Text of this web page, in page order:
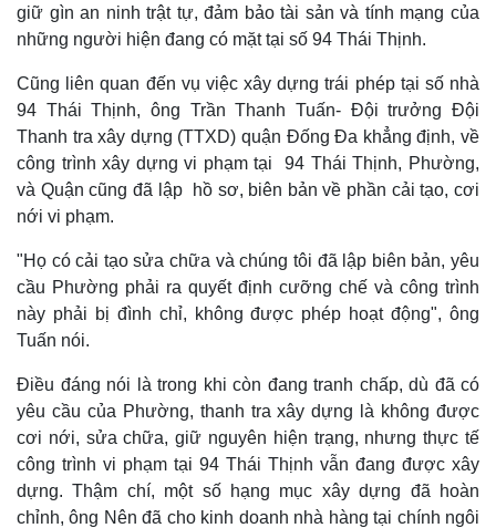
Pháp luật
Vụ án
Tư vấn luật
Quân sự - Quốc phòng
Vũ khí
Phân tích
giữ gìn an ninh trật tự, đảm bảo tài sản và tính mạng của
những người hiện đang có mặt tại số 94 Thái Thịnh.
Cũng liên quan đến vụ việc xây dựng trái phép tại số nhà
94 Thái Thịnh, ông Trần Thanh Tuấn- Đội trưởng Đội
Thanh tra xây dựng (TTXD) quận Đống Đa khẳng định, về
công trình xây dựng vi phạm tại 94 Thái Thịnh, Phường,
và Quận cũng đã lập hồ sơ, biên bản về phần cải tạo, cơi
nới vi phạm.
"Họ có cải tạo sửa chữa và chúng tôi đã lập biên bản, yêu
cầu Phường phải ra quyết định cưỡng chế và công trình
này phải bị đình chỉ, không được phép hoạt động", ông
Tuấn nói.
Điều đáng nói là trong khi còn đang tranh chấp, dù đã có
yêu cầu của Phường, thanh tra xây dựng là không được
cơi nới, sửa chữa, giữ nguyên hiện trạng, nhưng thực tế
công trình vi phạm tại 94 Thái Thịnh vẫn đang được xây
dựng. Thậm chí, một số hạng mục xây dựng đã hoàn
chỉnh, ông Nên đã cho kinh doanh nhà hàng tại chính ngôi